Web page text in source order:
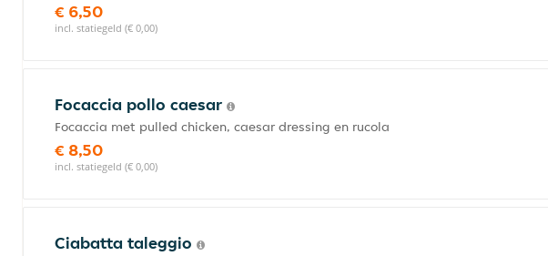
€ 6,50
incl. statiegeld (€ 0,00)
Focaccia pollo caesar
Focaccia met pulled chicken, caesar dressing en rucola
€ 8,50
incl. statiegeld (€ 0,00)
Ciabatta taleggio